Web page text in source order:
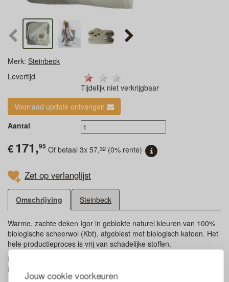
Jouw cookie voorkeuren
Merk: Steinbeck
Levertijd
Tijdelijk niet verkrijgbaar
Voorraad update ontvangen
Aantal
€171,95 Of betaal 3x 57,32 (0% rente)
Zet op verlanglijst
Omschrijving Steinbeck
Warme, zachte deken Igor in geblokte naturel kleuren van 100%
biologische scheerwol (Kbt), afgebiest met biologisch katoen. Het
hele productieproces is vrij van schadelijke stoffen.
De deken is heerlijk voor alle seizoenen, op bed maar ook op de
bank bijvoorbeeld.